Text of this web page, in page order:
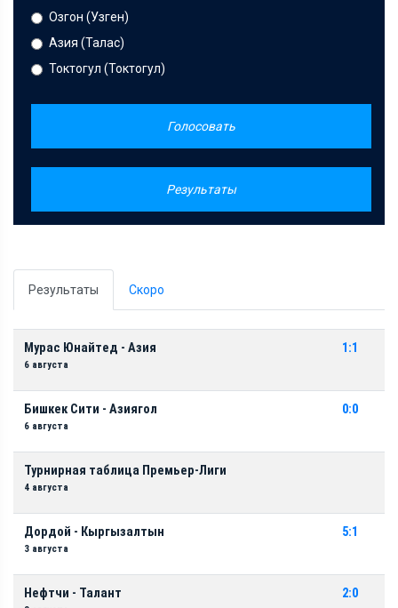
Озгон (Узген)
Азия (Талас)
Токтогул (Токтогул)
Голосовать
Результаты
Результаты Скоро
Мурас Юнайтед - Азия
6 августа
1:1
Бишкек Сити - Азиягол
6 августа
0:0
Турнирная таблица Премьер-Лиги
4 августа
Дордой - Кыргызалтын
3 августа
5:1
Нефтчи - Талант 2:0